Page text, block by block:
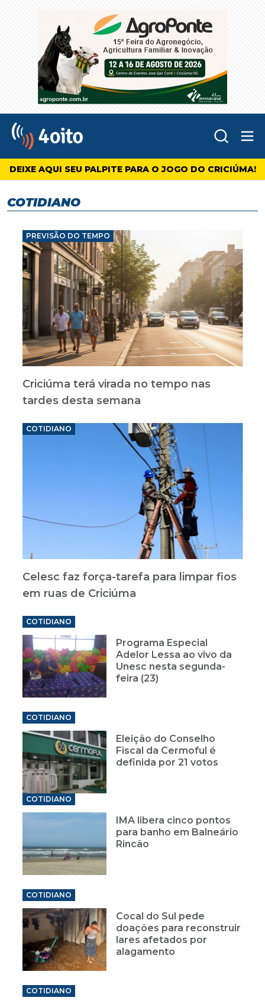
4oito
DEIXE AQUI SEU PALPITE PARA O JOGO DO CRICIÚMA!
COTIDIANO
PREVISÃO DO TEMPO
Criciúma terá virada no tempo nas
tardes desta semana
COTIDIANO
Celesc faz força-tarefa para limpar fios
em ruas de Criciúma
COTIDIANO
Programa Especial
Adelor Lessa ao vivo da
Unesc nesta segunda-
feira (23)
COTIDIANO
Eleição do Conselho
Fiscal da Cermoful é
definida por 21 votos
COTIDIANO
IMA libera cinco pontos
para banho em Balneário
Rincão
COTIDIANO
Cocal do Sul pede
doações para reconstruir
lares afetados por
alagamento
COTIDIANO